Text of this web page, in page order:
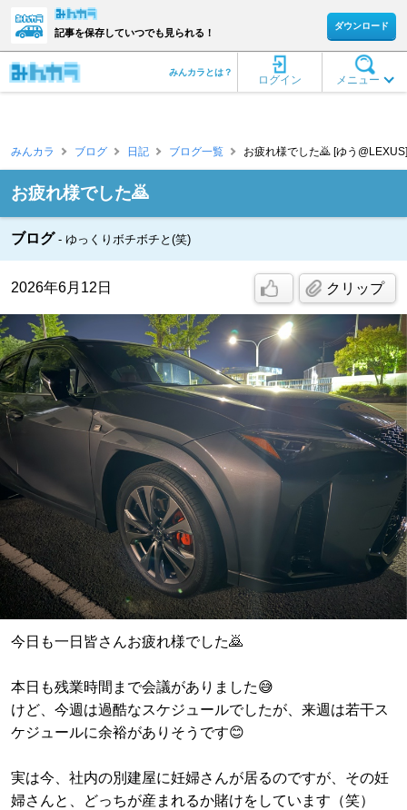
記事を保存していつでも見られる！
ダウンロード
メニュー
ログイン
みんカラとは？
みんカラ ブログ 日記 ブログ一覧 お疲れ様でした🙇 [ゆう@LEXUS]
お疲れ様でした🙇
ブログ ゆっくりボチボチと(笑)
2026年6月12日 クリップ
今日も一日皆さんお疲れ様でした🙇
本日も残業時間まで会議がありました😅
けど、今週は過酷なスケジュールでしたが、来週は若干ス
ケジュールに余裕がありそうです😊
実は今、社内の別建屋に妊婦さんが居るのですが、その妊
婦さんと、どっちが産まれるか賭けをしています（笑）